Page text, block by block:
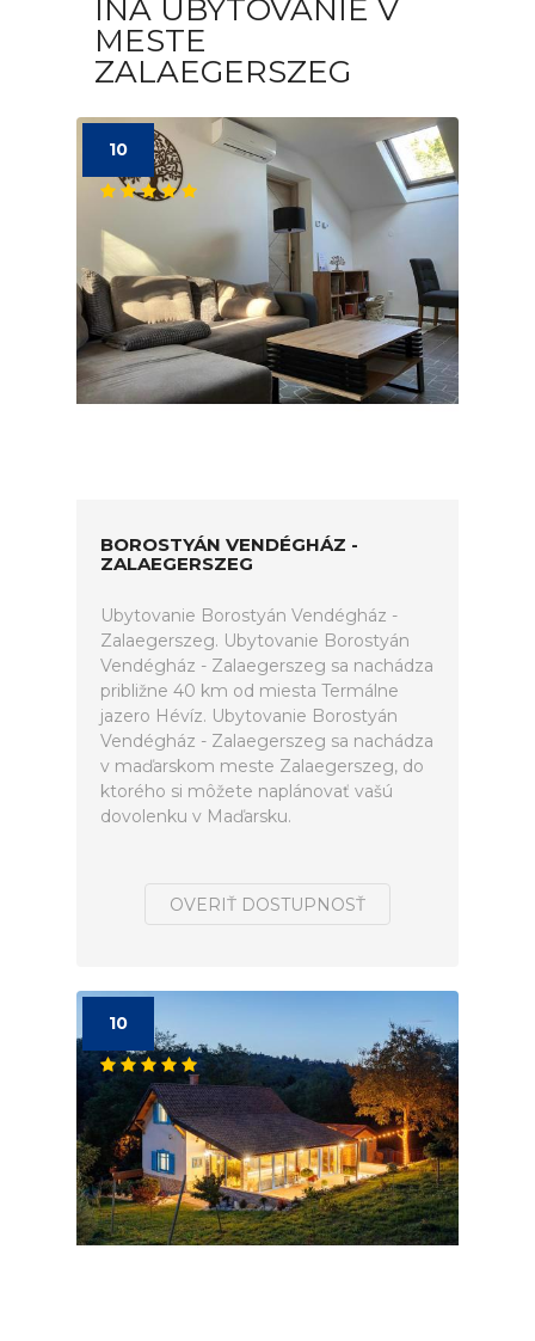
INÁ UBYTOVANIE V
MESTE
ZALAEGERSZEG
10
BOROSTYÁN VENDÉGHÁZ -
ZALAEGERSZEG
Ubytovanie Borostyán Vendégház -
Zalaegerszeg. Ubytovanie Borostyán
Vendégház - Zalaegerszeg sa nachádza
približne 40 km od miesta Termálne
jazero Hévíz. Ubytovanie Borostyán
Vendégház - Zalaegerszeg sa nachádza
v maďarskom meste Zalaegerszeg, do
ktorého si môžete naplánovať vašú
dovolenku v Maďarsku.
OVERIŤ DOSTUPNOSŤ
10